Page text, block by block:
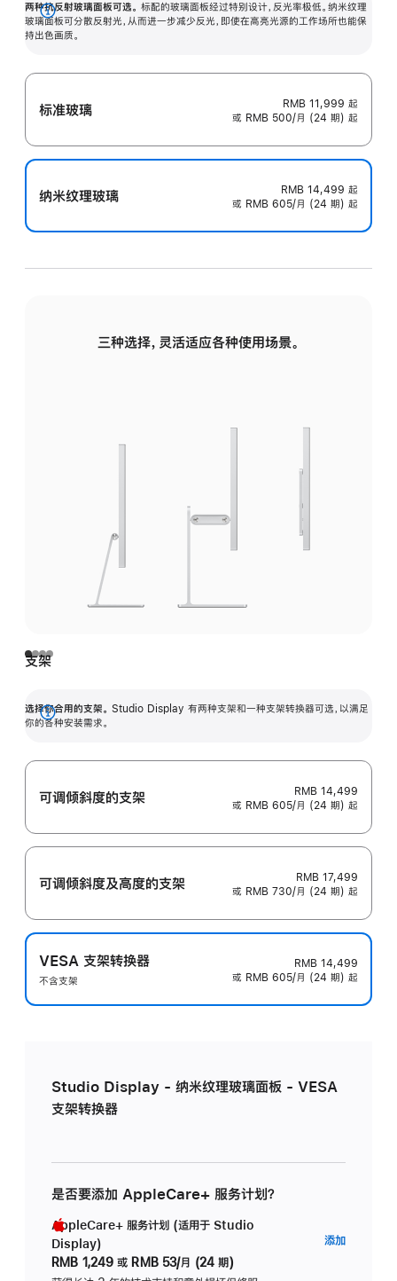
两种抗反射玻璃面板可选。 标配的玻璃面板经过特别设计，反光率极低。纳米纹理
玻璃面板可分散反射光，从而进一步减少反光，即使在高亮光源的工作场所也能保
持出色画质。
展
开
标准玻璃 RMB 11,999 起
或 RMB 500/月 (24 期) 起
纳米纹理玻璃 RMB 14,499 起
或 RMB 605/月 (24 期) 起
三种选择，灵活适应各种使用场景。
支架
选择你合用的支架。 Studio Display 有两种支架和一种支架转换器可选，以满足
你的各种安装需求。
展
可调倾斜度的支架
RMB 14,499
或 RMB 605/月 (24 期) 起
可调倾斜度及高‍度的支‍架
RMB 17,499
或 RMB 730/月 (24 期) 起
VESA 支架转换器
不含支架
RMB 14,499
或 RMB 605/月 (24 期) 起
Studio Display - 纳米纹理玻璃面板 - VESA
支架转换器
是否要添加 AppleCare+ 服务计划？
AppleCare+ 服务计划 (适用于 Studio
Display)
RMB 1,249 或 RMB 53/月 (24 期)
添加